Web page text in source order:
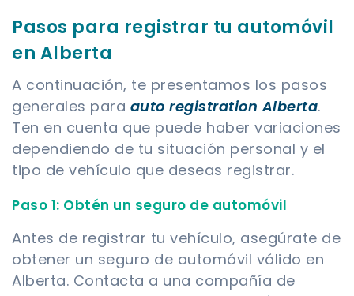
Pasos para registrar tu automóvil
en Alberta
A continuación, te presentamos los pasos
generales para auto registration Alberta.
Ten en cuenta que puede haber variaciones
dependiendo de tu situación personal y el
tipo de vehículo que deseas registrar.
Paso 1: Obtén un seguro de automóvil
Antes de registrar tu vehículo, asegúrate de
obtener un seguro de automóvil válido en
Alberta. Contacta a una compañía de